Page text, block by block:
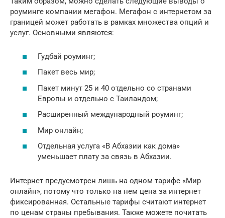
роуминге компании мегафон. Мегафон с интернетом за
границей может работать в рамках множества опций и
услуг. Основными являются:
Гудбай роуминг;
Пакет весь мир;
Пакет минут 25 и 40 отдельно со странами
Европы и отдельно с Таиландом;
Расширенный международный роуминг;
Мир онлайн;
Отдельная услуга «В Абхазии как дома»
уменьшает плату за связь в Абхазии.
Интернет предусмотрен лишь на одном тарифе «Мир
онлайн», потому что только на нем цена за интернет
фиксированная. Остальные тарифы считают интернет
по ценам страны пребывания. Также можете почитать